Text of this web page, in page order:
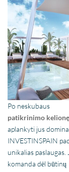
Po neskubaus
patikrinimo kelionę
aplankyti jus
INVESTINSPAIN
unikalias
komanda dėl būtinų